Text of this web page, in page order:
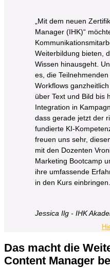
„Mit dem neuen
Manager (IHK)“
Weiterbildung bieten,
Wissen hinausgeht.
es, die
Workflows
über Text und Bild bis
Integration in
dass gerade jetzt der
fundierte KI-
freuen uns sehr,
mit den Dozenten
Marketing Bootcamp
ihre umfassende
in den Kurs
Jessica Ilg - IHK
Das macht die
Content Manager